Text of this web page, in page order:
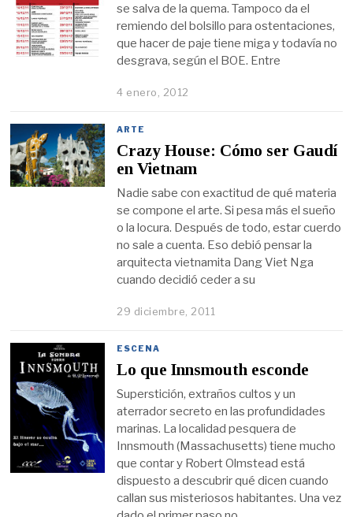
se salva de la quema. Tampoco da el
remiendo del bolsillo para ostentaciones,
que hacer de paje tiene miga y todavía no
desgrava, según el BOE. Entre
4 enero, 2012
ARTE
Crazy House: Cómo ser Gaudí
en Vietnam
Nadie sabe con exactitud de qué materia
se compone el arte. Si pesa más el sueño
o la locura. Después de todo, estar cuerdo
no sale a cuenta. Eso debió pensar la
arquitecta vietnamita Dang Viet Nga
cuando decidió ceder a su
29 diciembre, 2011
ESCENA
Lo que Innsmouth esconde
Superstición, extraños cultos y un
aterrador secreto en las profundidades
marinas. La localidad pesquera de
Innsmouth (Massachusetts) tiene mucho
que contar y Robert Olmstead está
dispuesto a descubrir qué dicen cuando
callan sus misteriosos habitantes. Una vez